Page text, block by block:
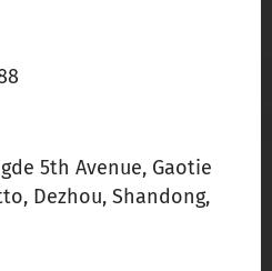
5th Avenue, Gaotie
Dezhou, Shandong,